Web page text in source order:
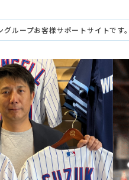
グループお客様サポートサイトです。